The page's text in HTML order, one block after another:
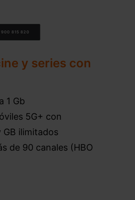
900 815 820
y series con
1 Gb
5G+ con
GB ilimitados
de 90 canales (HBO